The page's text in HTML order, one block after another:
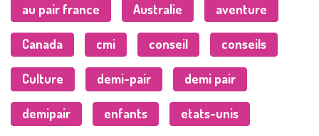
au pair france Australie aventure
Canada cmi conseil conseils
Culture demi-pair demi pair
demipair enfants etats-unis